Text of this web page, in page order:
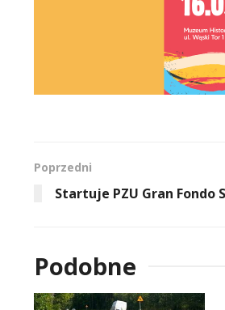
Poprzedni
Startuje PZU Gran Fondo
Podobne